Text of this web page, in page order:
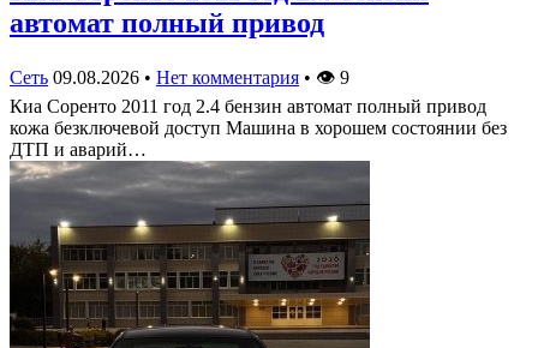
автомат полный привод
Сеть 09.08.2026 • Нет комментария • 👁 9
Киа Соренто 2011 год 2.4 бензин автомат полный привод
кожа безключевой доступ Машина в хорошем состоянии без
ДТП и аварий…